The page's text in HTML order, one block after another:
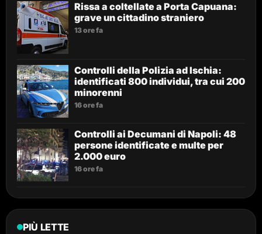
Rissa a coltellate a Porta Capuana:
grave un cittadino straniero
13 ore fa
Controlli della Polizia ad Ischia:
identificati 800 individui, tra cui 200
minorenni
16 ore fa
Controlli ai Decumani di Napoli: 48
persone identificate e multe per
2.000 euro
16 ore fa
PIÙ LETTE